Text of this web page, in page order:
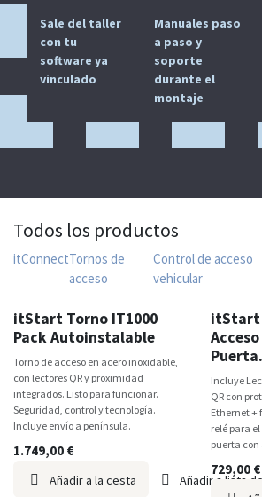
Sale del taller
con tu
software ya
vinculado
Manuales paso
a paso y
soporte
durante el
montaje
Todos los productos
itConnectTornos de
acceso
Control de acceso
vehicular
TOP VENTAS
itStart Torno IT1000
Pack Autoinstalable
Torno de acceso en acero inoxidable,
con lectores QR y proximidad
integrados. Listo para funcionar.
Seguridad, control y tecnología.
Incluye envío a península.
1.749,00 €
Añadir a la cesta Añadir a lista
TOP
itStart
Puerta.
Incluye
QR con
Ethernet +
relé para
puerta
729,00€